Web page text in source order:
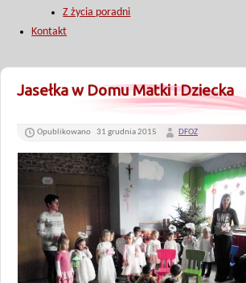
Z życia poradni
Kontakt
Jasełka w Domu Matki i Dziecka
Opublikowano 31 grudnia 2015 DFOZ